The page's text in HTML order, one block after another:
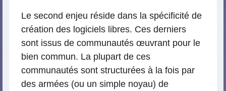
Le second enjeu réside dans la spécificité de
création des logiciels libres. Ces derniers
sont issus de communautés œuvrant pour le
bien commun. La plupart de ces
communautés sont structurées à la fois par
des armées (ou un simple noyau) de